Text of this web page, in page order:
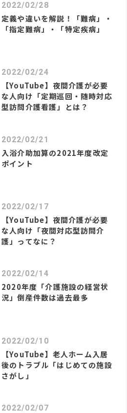
2022/02/28
定義や違いを解説！「難病」・
「指定難病」・「特定疾病」
2022/02/24
【YouTube】夜間介護が必要
な人向け「定期巡回・随時対応
型訪問介護看護」とは？
2022/02/21
入浴介助加算の2021年度改定
ポイント
2022/02/17
【YouTube】夜間介護が必要
な人向け「夜間対応型訪問介
護」ってなに？
2022/02/14
2020年度「介護施設の経営状
況」倒産件数は過去最多
2022/02/10
【YouTube】老人ホーム入居
後のトラブル「はじめての施設
さがし」
2022/02/07